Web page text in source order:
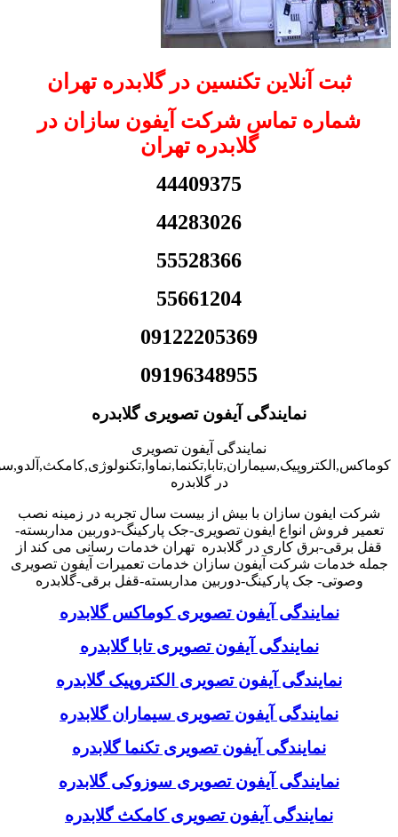
ثبت آنلاین تکنسین در گلابدره تهران
شماره تماس شرکت آیفون سازان در
گلابدره تهران
44409375
44283026
55528366
55661204
09122205369
09196348955
نمایندگی آیفون تصویری گلابدره
نمایندگی آیفون تصویری
در گلابدره
شرکت ایفون سازان با بیش از بیست سال تجربه در زمینه نصب
تعمیر فروش انواع ایفون تصویری-جک پارکینگ-دوربین مداربسته-
قفل برقی-برق کاری در گلابدره تهران خدمات رسانی می کند از
جمله خدمات شرکت آیفون سازان خدمات تعمیرات آیفون تصویری
وصوتی- جک پارکینگ-دوربین مداربسته-قفل برقی-گلابدره
نمایندگی آیفون تصویری کوماکس گلابدره
نمایندگی آیفون تصویری تابا گلابدره
نمایندگی آیفون تصویری الکتروپیک گلابدره
نمایندگی آیفون تصویری سیماران گلابدره
نمایندگی آیفون تصویری تکنما گلابدره
نمایندگی آیفون تصویری سوزوکی گلابدره
نمایندگی آیفون تصویری کامکث گلابدره